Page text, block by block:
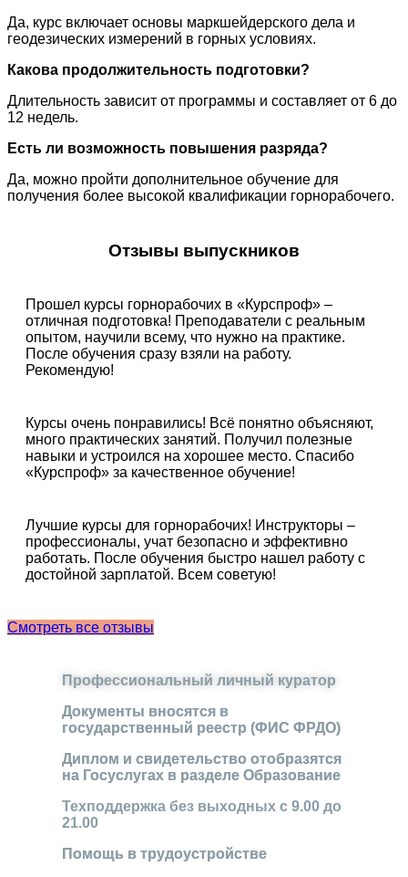
Да, курс включает основы маркшейдерского дела и
геодезических измерений в горных условиях.
Какова продолжительность подготовки?
Длительность зависит от программы и составляет от 6 до
12 недель.
Есть ли возможность повышения разряда?
Да, можно пройти дополнительное обучение для
получения более высокой квалификации горнорабочего.
Отзывы выпускников
Прошел курсы горнорабочих в «Курспроф» –
отличная подготовка! Преподаватели с реальным
опытом, научили всему, что нужно на практике.
После обучения сразу взяли на работу.
Рекомендую!
Курсы очень понравились! Всё понятно объясняют,
много практических занятий. Получил полезные
навыки и устроился на хорошее место. Спасибо
«Курспроф» за качественное обучение!
Лучшие курсы для горнорабочих! Инструкторы –
профессионалы, учат безопасно и эффективно
работать. После обучения быстро нашел работу с
достойной зарплатой. Всем советую!
Смотреть все отзывы
Профессиональный личный куратор
Документы вносятся в
государственный реестр (ФИС ФРДО)
Диплом и свидетельство отобразятся
на Госуслугах в разделе Образование
Техподдержка без выходных с 9.00 до
21.00
Помощь в трудоустройстве